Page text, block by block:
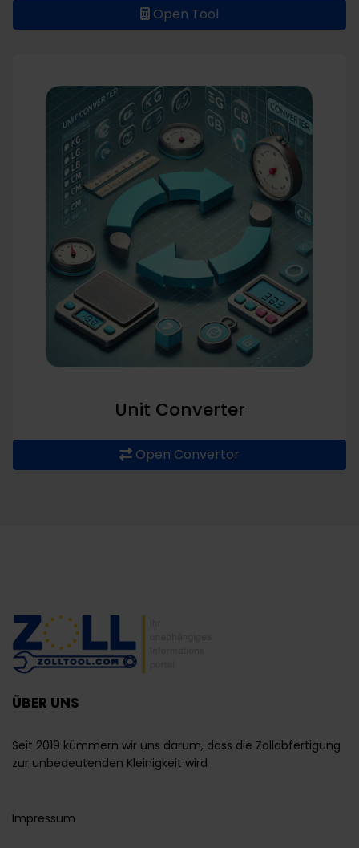
Open Tool
Unit Converter
Open Convertor
ÜBER UNS
Seit 2019 kümmern wir uns darum, dass die Zollabfertigung
zur unbedeutenden Kleinigkeit wird
Impressum